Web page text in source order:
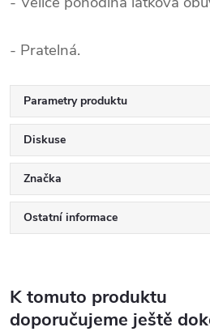
- Pratelná.
Parametry produktu
Diskuse
Značka
Ostatní informace
K tomuto produktu
doporučujeme ještě